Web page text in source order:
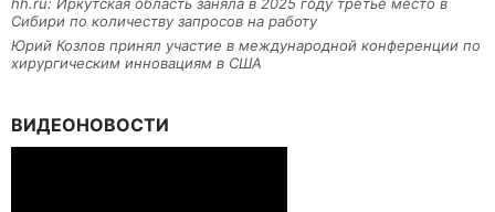
Сибири по количеству запросов на работу
Юрий Козлов принял участие в международной конференции по
хирургическим инновациям в США
ВИДЕОНОВОСТИ